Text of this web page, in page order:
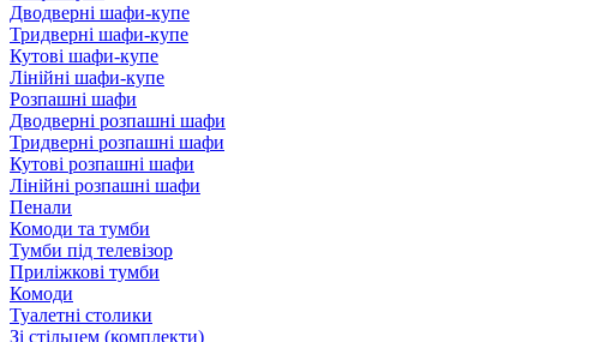
Дводверні шафи-купе
Тридверні шафи-купе
Кутові шафи-купе
Лінійні шафи-купе
Розпашні шафи
Дводверні розпашні шафи
Тридверні розпашні шафи
Кутові розпашні шафи
Лінійні розпашні шафи
Пенали
Комоди та тумби
Тумби під телевізор
Приліжкові тумби
Комоди
Туалетні столики
Зі стільцем (комплекти)